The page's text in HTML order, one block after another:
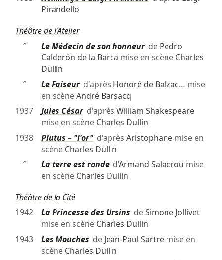
Pirandello
Théâtre de l'Atelier
″
Le Médecin de son honneurde Pedro
Calderón de la Barca mise en scène Charles
Dullin
″
Le Faiseurd'après Honoré de Balzac… mise
en scèneAndré Barsacq
1937
Jules Césard'après William Shakespeare
mise en scène Charles Dullin
1938
Plutus – "l'or"d'après Aristophanemise en
scène Charles Dullin
″
La terre est ronded’Armand Salacrou mise
en scène Charles Dullin
Théâtre de la Cité
1942
La Princesse des Ursins deSimone Jollivet
mise en scène Charles Dullin
1943
Les Mouches de Jean-Paul Sartremise en
scène Charles Dullin